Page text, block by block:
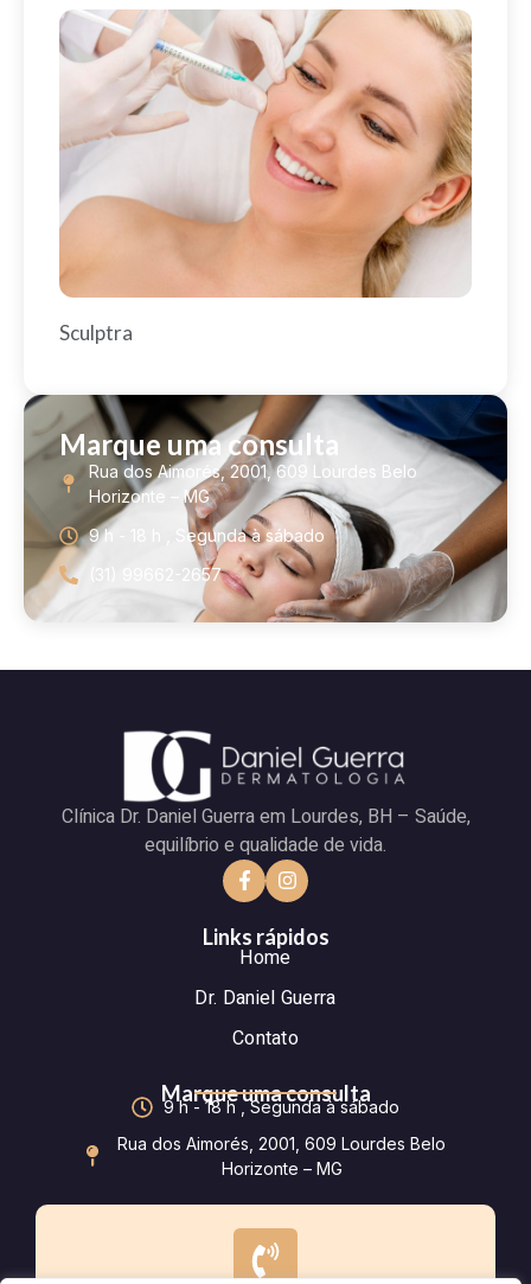
Sculptra
Marque uma consulta
Rua dos Aimorés, 2001, 609 Lourdes Belo
Horizonte – MG
9 h - 18 h , Segunda à sábado
(31) 99662-2657
Clínica Dr. Daniel Guerra em Lourdes, BH – Saúde,
equilíbrio e qualidade de vida.
Links rápidos
Home
Dr. Daniel Guerra
Contato
Marque uma consulta
9 h - 18 h , Segunda à sábado
Rua dos Aimorés, 2001, 609 Lourdes Belo
Horizonte – MG